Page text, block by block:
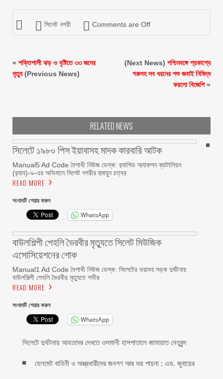
সিলেট নগরী Comments are Off
« শক্তিশালী ঝড় ও বৃষ্টিতে ৩৩ জনের
মৃত্যু(Previous News)
(Next News) পশ্চিমবঙ্গে প্রকাশ্যে
গরুসহ সব ধরনের পশু জবাই নিষিদ্ধ
করলো বিজেপি»
RELATED NEWS
সিলেটে ১৯৮০ পিস ইয়াবাসহ মাদক কারবারি আটক
Manual5 Ad Code বৈশাখী নিউজ ডেস্ক: র‍্যাপিড অ্যাকশন ব্যাটালিয়ন
(র‍্যাব)-৯-এর অভিযানে সিলেট নগরীর হুমায়ুন চত্বর
READ MORE
সংবাদটি শেয়ার করুন
WhatsApp
বাউলশিল্পী পেহলি ভৈরবীর মৃত্যুতে সিলেট মিউজিক
এসোসিয়েশনের শোক
Manual1 Ad Code বৈশাখী নিউজ ডেস্ক: সিলেটের ভয়াবহ সড়ক দুর্ঘটনায়
বাউলশিল্পী পেহলি ভৈরবীর মৃত্যুতে গভীর
READ MORE
সংবাদটি শেয়ার করুন
WhatsApp
সিলেটে দুর্ঘটনায় আহতদের দেখতে ওসমানী হাসপাতালে জামায়াত নেতৃবৃন্দ
হেলমেট বাহিনী ও অস্ত্রধারীদের জনগণ আর ভয় পায়না : এড. জুবায়ের